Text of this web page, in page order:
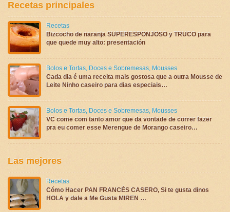
Recetas principales
Recetas
Bizcocho de naranja SUPERESPONJOSO y TRUCO para
que quede muy alto: presentación
Bolos e Tortas, Doces e Sobremesas, Mousses
Cada dia é uma receita mais gostosa que a outra Mousse de
Leite Ninho caseiro para dias especiais…
Bolos e Tortas, Doces e Sobremesas, Mousses
VC come com tanto amor que da vontade de correr fazer
pra eu comer esse Merengue de Morango caseiro…
Las mejores
Recetas
Cómo Hacer PAN FRANCÉS CASERO, Si te gusta dinos
HOLA y dale a Me Gusta MIREN …